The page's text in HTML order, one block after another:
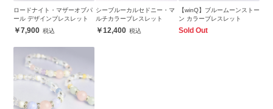
ロードナイト・マザーオブパ
ール デザインブレスレット
7,900
シーブルーカルセドニー・マ
ルチカラーブレスレット
12,400
【winQ】ブルームーンストー
ン カラーブレスレット
Sold Out